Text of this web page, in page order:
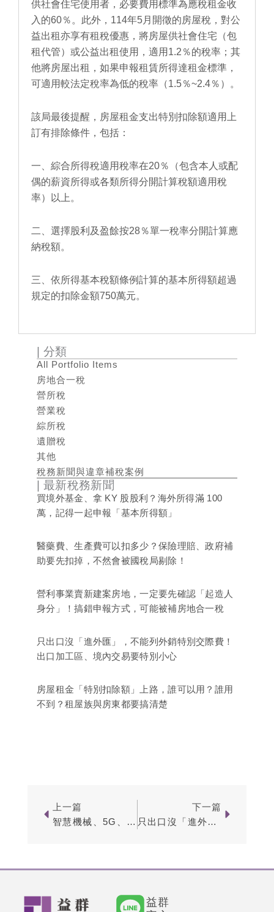
供社會住宅使用者，必要費用標準為應稅租金收
入的60％。此外，114年5月開徵的房屋稅，對公
益出租亦享有租稅優惠，將房屋供社會住宅（包
租代管）或公益出租使用，適用1.2％的稅率；其
他將房屋出租，如果申報租賃所得達租金標準，
可適用較法定稅率為低的稅率（1.5％~2.4％）。
該局最後提醒，房屋租金支出特別扣除額適用上
訂有排除條件，包括：
一、綜合所得稅適用稅率在20％（包含本人或配
偶的薪資所得或各類所得分開計算稅額適用稅
率）以上。
二、選擇股利及盈餘按28％單一稅率分開計算應
納稅額。
三、依所得基本稅額條例計算的基本所得額超過
規定的扣除金額750萬元。
| 分類
All Portfolio Items
房地合一稅
營所稅
營業稅
綜所稅
遺贈稅
其他
稅務新聞與違章補稅案例
| 最新稅務新聞
買境外基金、拿 KY 股股利？海外所得滿 100
萬，記得一起申報「基本所得額」
醫藥費、生產費可以扣多少？保險理賠、政府補
助要先扣掉，不然會被國稅局剔除！
營利事業賣新建案房地，一定要先確認「起造人
身分」！搞錯申報方式，可能被補房地合一稅
只出口沒「進外匯」，不能列外銷特別交際費！
出口加工區、境內交易要特別小心
房屋租金「特別扣除額」上路，誰可以用？誰用
不到？租屋族與房東都要搞清楚
上一篇
智慧機械、5G、資安投資想用產創10-1抵稅？交貨年度、申請時點沒搞清楚，小心整個優惠被打掉
下一篇
只出口沒「進外匯」，不能列外銷特別交際費！出口加工區、境內交易要特別小心
益群